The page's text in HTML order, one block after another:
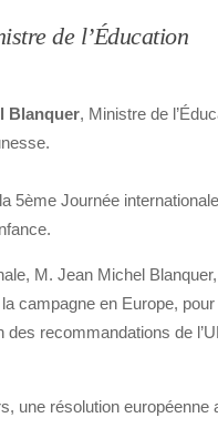
de l’Éducation
Blanquer, Ministre de
5ème Journée
M. Jean Michel
campagne en Europe, pour
des recommandations de
une résolution européenne